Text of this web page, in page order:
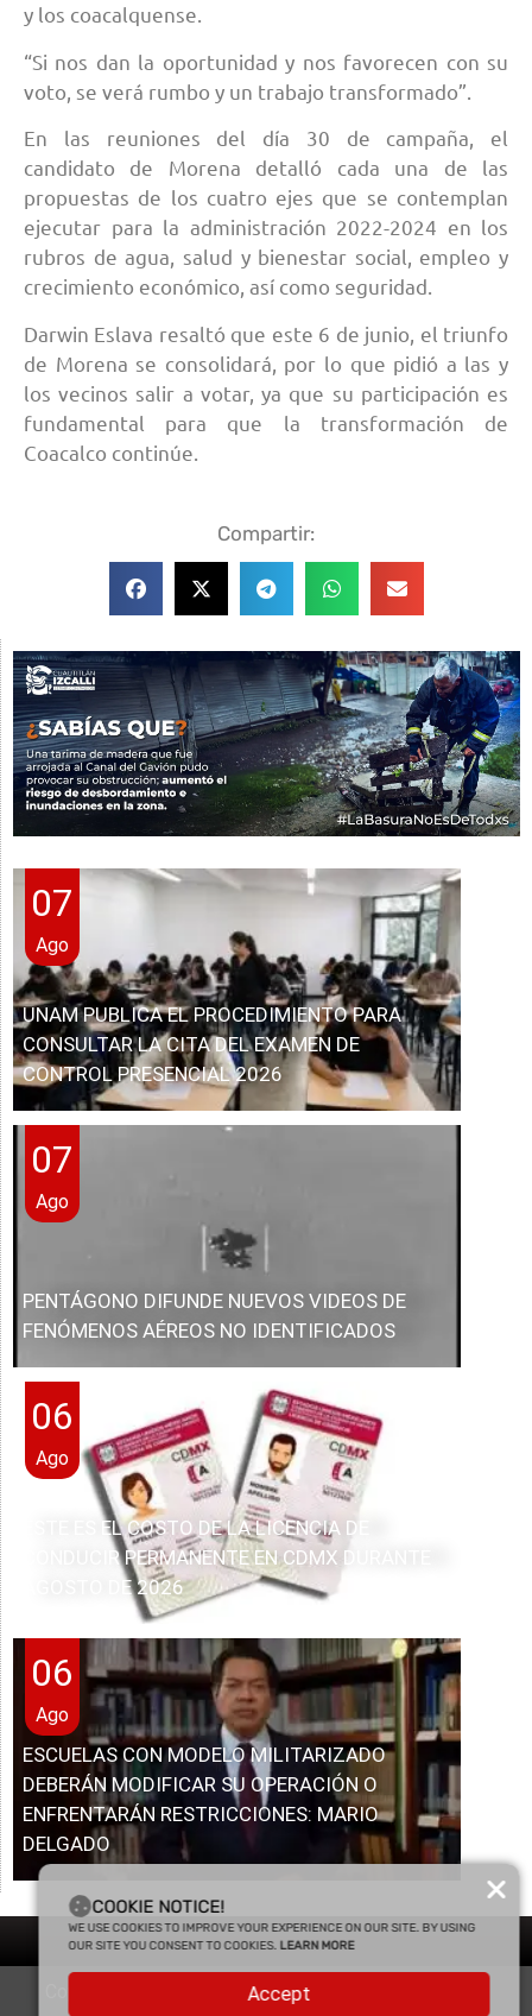
y los coacalquense.
“Si nos dan la oportunidad y nos favorecen con su
voto, se verá rumbo y un trabajo transformado”.
En las reuniones del día 30 de campaña, el
candidato de Morena detalló cada una de las
propuestas de los cuatro ejes que se contemplan
ejecutar para la administración 2022-2024 en los
rubros de agua, salud y bienestar social, empleo y
crecimiento económico, así como seguridad.
Darwin Eslava resaltó que este 6 de junio, el triunfo
de Morena se consolidará, por lo que pidió a las y
los vecinos salir a votar, ya que su participación es
fundamental para que la transformación de
Coacalco continúe.
Compartir:
07
Ago
UNAM PUBLICA EL PROCEDIMIENTO PARA
CONSULTAR LA CITA DEL EXAMEN DE
CONTROL PRESENCIAL 2026
07
Ago
PENTÁGONO DIFUNDE NUEVOS VIDEOS DE
FENÓMENOS AÉREOS NO IDENTIFICADOS
06
Ago
ESTE ES EL COSTO DE LA LICENCIA DE
CONDUCIR PERMANENTE EN CDMX DURANTE
AGOSTO DE 2026
06
Ago
ESCUELAS CON MODELO MILITARIZADO
DEBERÁN MODIFICAR SU OPERACIÓN O
ENFRENTARÁN RESTRICCIONES: MARIO
DELGADO
Copyright © 2025 Enfasis Comunicaciones. Derechos
COOKIE NOTICE!
WE USE COOKIES TO IMPROVE YOUR EXPERIENCE ON OUR SITE. BY USING
OUR SITE YOU CONSENT TO COOKIES. LEARN MORE
Accept